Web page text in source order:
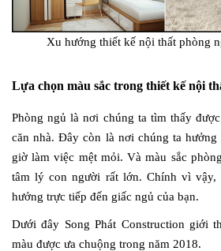
Xu hướng thiết kế nội thất phòng
Lựa chọn màu sắc trong thiết kế nội
Phòng ngủ là nơi chúng ta tìm thấy
căn nhà. Đây còn là nơi chúng ta hưởng
giờ làm việc mệt mỏi. Và màu sắc
tâm lý con người rất lớn. Chính vì vậy,
hưởng trực tiếp đến giấc ngủ của bạn.
Dưới đây Song Phát Construction giới
màu được ưa chuộng trong năm 2018.